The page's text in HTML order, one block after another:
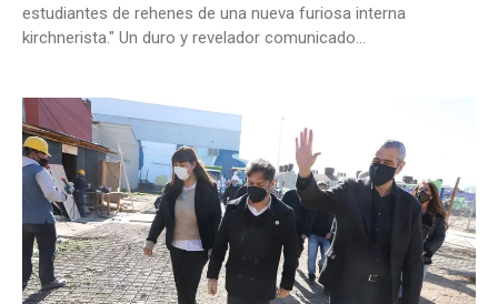
estudiantes de rehenes de una nueva furiosa interna
kirchnerista." Un duro y revelador comunicado...